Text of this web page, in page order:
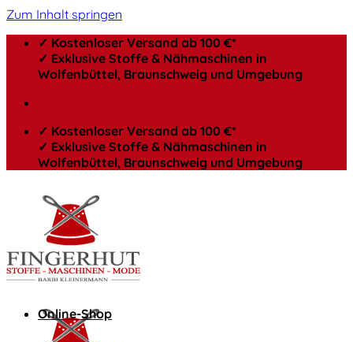
Zum Inhalt springen
✓ Kostenloser Versand ab 100 €*
✓ Exklusive Stoffe & Nähmaschinen in
Wolfenbüttel, Braunschweig und Umgebung
✓ Kostenloser Versand ab 100 €*
✓ Exklusive Stoffe & Nähmaschinen in
Wolfenbüttel, Braunschweig und Umgebung
Online-Shop